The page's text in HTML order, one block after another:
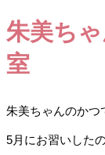
朱美ち
室
朱美ちゃんのかつ
5月にお習いした